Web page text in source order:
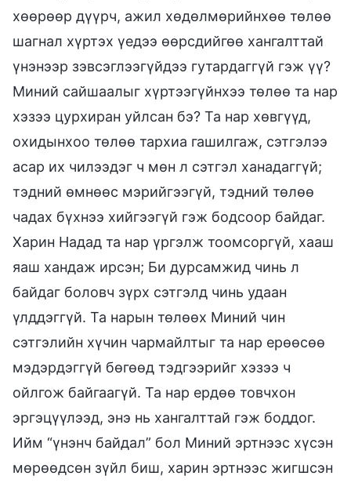
хөөрөөр дүүрч, ажил хөдөлмөрийнхөө төлөө
шагнал хүртэх үедээ өөрсдийгөө хангалттай
үнэнээр зэвсэглээгүйдээ гутардаггүй гэж үү?
Миний сайшаалыг хүртээгүйнхээ төлөө та нар
хэзээ цурхиран уйлсан бэ? Та нар хөвгүүд,
охидынхоо төлөө тархиа гашилгаж, сэтгэлээ
асар их чилээдэг ч мөн л сэтгэл ханадаггүй;
тэдний өмнөөс мэрийгээгүй, тэдний төлөө
чадах бүхнээ хийгээгүй гэж бодсоор байдаг.
Харин Надад та нар үргэлж тоомсоргүй, хааш
яаш хандаж ирсэн; Би дурсамжид чинь л
байдаг боловч зүрх сэтгэлд чинь удаан
үлддэггүй. Та нарын төлөөх Миний чин
сэтгэлийн хүчин чармайлтыг та нар ерөөсөө
мэдэрдэггүй бөгөөд тэдгээрийг хэзээ ч
ойлгож байгаагүй. Та нар ердөө товчхон
эргэцүүлээд, энэ нь хангалттай гэж боддог.
Ийм “үнэнч байдал” бол Миний эртнээс хүсэн
мөрөөдсөн зүйл биш, харин эртнээс жигшсэн